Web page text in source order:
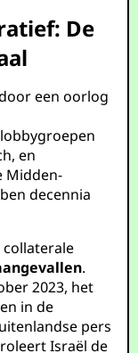
De
een oorlog
en
Midden-
decennia
collaterale
.
2023, het
in de
pers
Israël de